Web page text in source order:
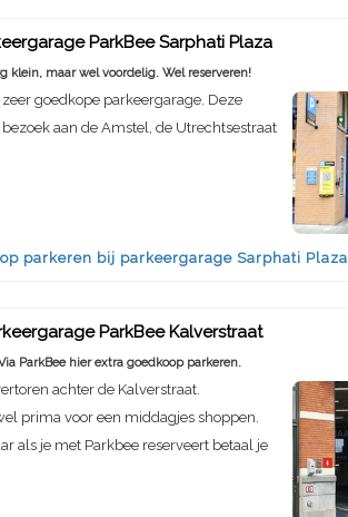
ParkBee Sarphati Plaza
klein, maar wel voordelig. Wel reserveren!
goedkope parkeergarage. Deze
aan de Amstel, de Utrechtsestraat
parkeren bij parkeergarage Sarphati Plaza
ParkBee Kalverstraat
ParkBee hier extra goedkoop parkeren.
achter de Kalverstraat.
prima voor een middagjes shoppen.
als je met Parkbee reserveert betaal je